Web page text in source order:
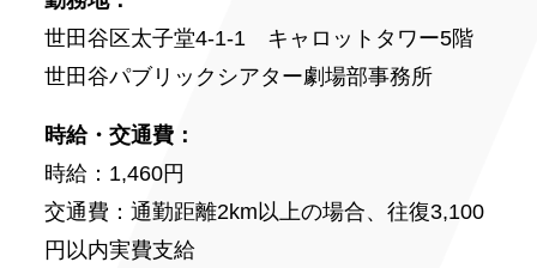
世田谷区太子堂4-1-1 キャロットタワー5階
世田谷パブリックシアター劇場部事務所
時給・交通費：
時給：1,460円
交通費：通勤距離2km以上の場合、往復3,100
円以内実費支給